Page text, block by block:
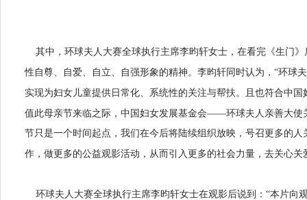
其中，环球夫人大赛全球执行主席李昀轩女士 ，在看完《生门
性自尊、自爱、自立、自强形象的精神。李昀轩同时认为， “环球
实现为妇女儿童提供日常化、系统性的关注与帮扶。且也符合中
值此母亲节来临之际，中国妇女发展基金会——环球夫人亲善大使
节只是一个时间起点，我们在今后将陆续组织放映，号召更多的
作 ，做更多的公益观影活动，从而引入更多的社会力量，去关心
环球夫人大赛全球执行主席李昀轩女士在观影后说到：“本片向